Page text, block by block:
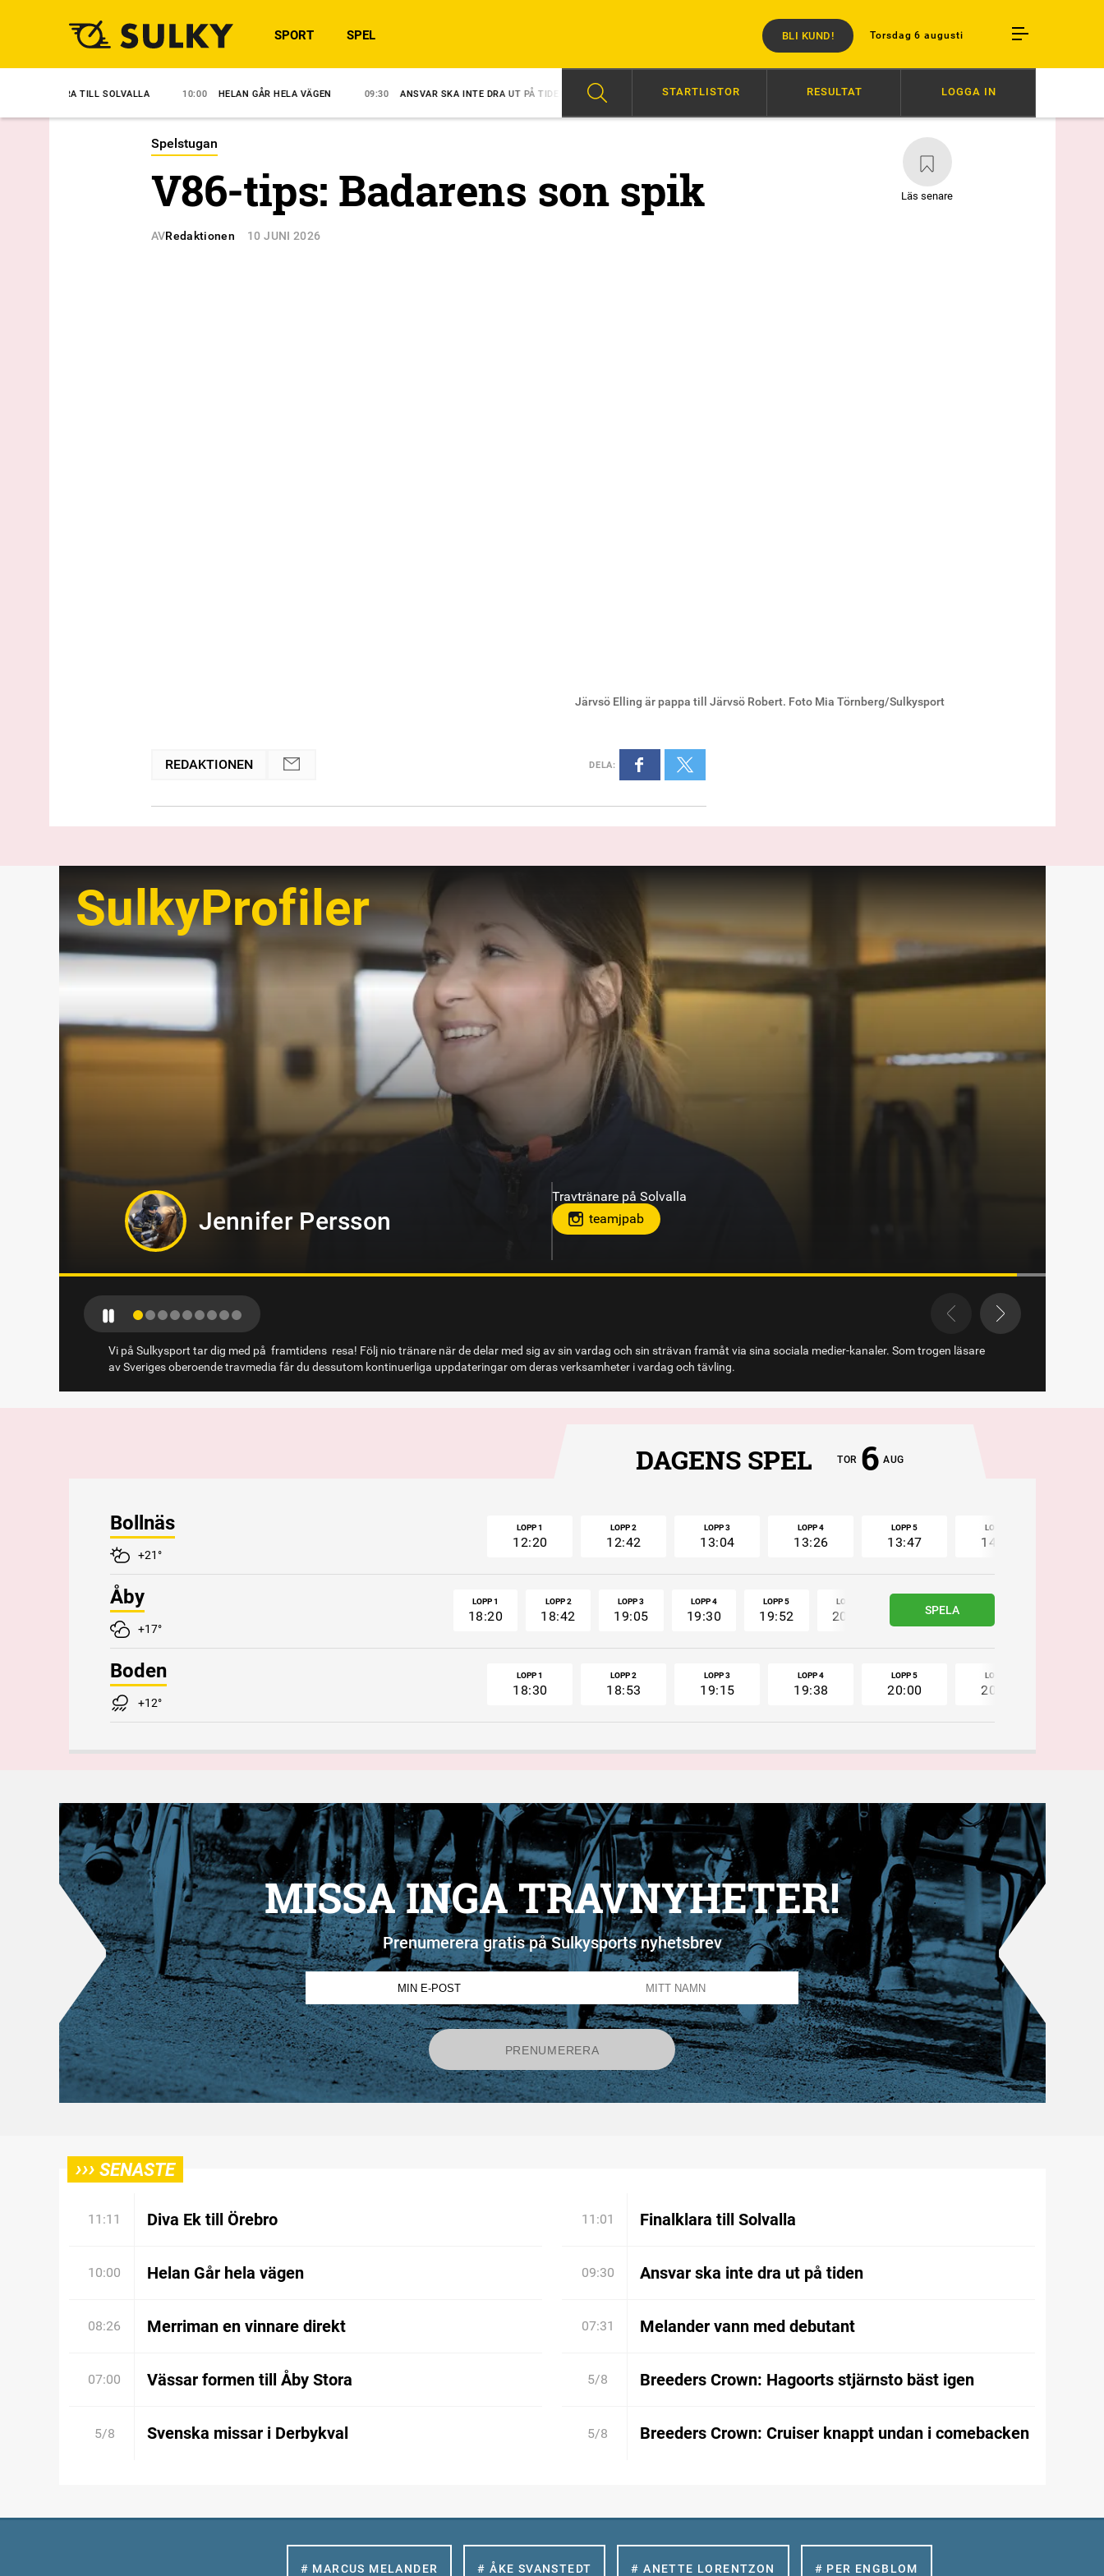
Torsdag 6 augusti
SPORT SPEL BLI KUND!
TILL SOLVALLA 10:00 HELAN GÅR HELA VÄGEN 09:30 ANSVAR SKA INTE DRA UT PÅ TIDEN 08:26 MERRIMAN EN VINNARE DIREKT DIVA EK TILL ÖREBRO FINALKLARA TILL SOLVALLA
STARTLISTOR RESULTAT LOGGA IN
Spelstugan
Läs senare
V86-tips: Badarens son spik
AVRedaktionen 10 JUNI 2026
Järvsö Elling är pappa till Järvsö Robert. Foto Mia Törnberg/Sulkysport
REDAKTIONEN DELA:
SulkyProfiler
Jörgen Westholm
Travtränare på Solvalla
Vi på Sulkysport tar dig med på framtidens resa! Följ nio tränare när de delar med sig av sin vardag och sin strävan framåt via sina sociala medier-kanaler. Som trogen läsare
av Sveriges oberoende travmedia får du dessutom kontinuerliga uppdateringar om deras verksamheter i vardag och tävling.
DAGENS SPEL TOR 6 AUG
Bollnäs
+21°
LOPP 1
12:20
LOPP 2
12:42
LOPP 3
13:04
LOPP 4
13:26
LOPP 5
13:47
LOPP 6
14:07
Åby
+17°
SPELA
LOPP 1
18:20
LOPP 2
18:42
LOPP 3
19:05
LOPP 4
19:30
LOPP 5
19:52
LOPP 6
20:14 20:36
Boden
+12°
LOPP 1
18:30
LOPP 2
18:53
LOPP 3
19:15
LOPP 4
19:38
LOPP 5
20:00
LOPP 6
20:22
MISSA INGA TRAVNYHETER!
Prenumerera gratis på Sulkysports nyhetsbrev
››› SENASTE
11:11 Diva Ek till Örebro 11:01 Finalklara till Solvalla
10:00 Helan Går hela vägen 09:30 Ansvar ska inte dra ut på tiden
08:26 Merriman en vinnare direkt 07:31 Melander vann med debutant
07:00 Vässar formen till Åby Stora 5/8 Breeders Crown: Hagoorts stjärnsto bäst igen
5/8 Svenska missar i Derbykval 5/8 Breeders Crown: Cruiser knappt undan i comebacken
# MARCUS MELANDER # ÅKE SVANSTEDT # ANETTE LORENTZON # PER ENGBLOM